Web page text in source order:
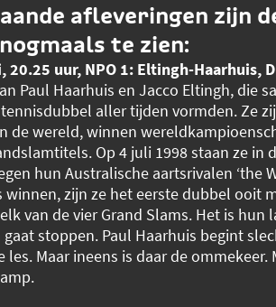
afleveringen zijn
te zien:
20.25 uur, NPO 1: Eltingh-Haarhuis,
Paul Haarhuis en Jacco Eltingh, die
aller tijden vormden. Ze
de wereld, winnen
Op 4 juli 1998 staan ze in
hun Australische aartsrivalen ‘the
winnen, zijn ze het eerste dubbel ooit
van de vier Grand Slams. Het is hun
stoppen. Paul Haarhuis begint
les. Maar ineens is daar de ommekeer.